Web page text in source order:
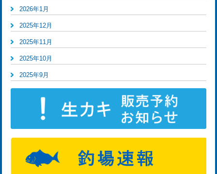
2026年1月
2025年12月
2025年11月
2025年10月
2025年9月